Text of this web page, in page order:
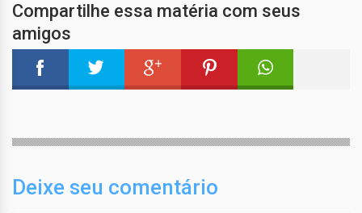
Compartilhe essa matéria com seus
amigos
Deixe seu comentário